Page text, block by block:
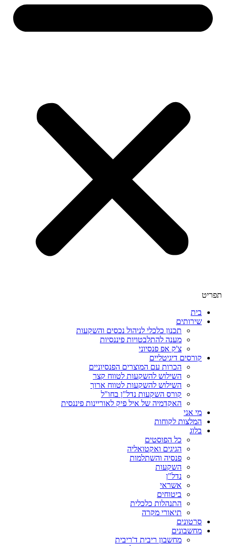
תפריט
בית
שירותים
תכנון כלכלי לניהול נכסים והשקעות
מענה להתלבטויות פיננסיות
צ'ק אפ פנסיוני
קורסים דיגיטליים
הכרות עם המוצרים הפנסיוניים
השילוש להשקעות לטווח קצר
השילוש להשקעות לטווח ארוך
קורס השקעות נדל"ן בחו"ל
האקדמיה של איל פיק לאוריינות פיננסית
מי אני
המלצות לקוחות
בלוג
כל הפוסטים
הגיגים ואקטואליה
פנסיה והשתלמות
השקעות
נדל"ן
אשראי
ביטוחים
התנהלות כלכלית
תיאורי מקרה
סרטונים
מחשבונים
מחשבון ריבית ד'ריבית